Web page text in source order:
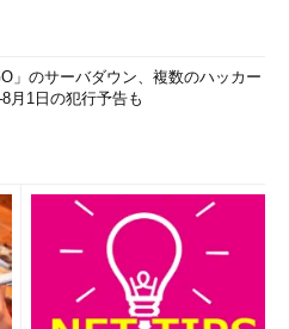
ここではAutomationアカウン
principalId
// プリンシパルID
'ServicePrincipal'
// ↑のIDの
て
」のサーバダウン、複数のハッカー
月1日の犯行予告も